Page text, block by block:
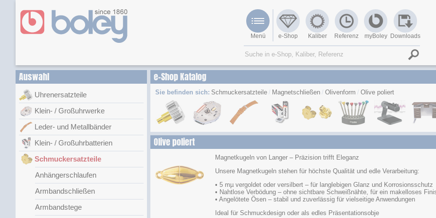
Menü e-Shop Kaliber Referenz myBoley Downloads
Auswahl
Uhrenersatzteile
Klein- / Großuhrwerke
Leder- und Metallbänder
Klein- / Großuhrbatterien
Schmuckersatzteile
Anhängerschlaufen
Armbandschließen
Armbandstege
e-Shop Katalog
Sie befinden sich: Schmuckersatzteile Magnetschließen Olivenform Olive poliert
Olive poliert
Magnetkugeln von Langer – Präzision trifft Eleganz
Unsere Magnetkugeln stehen für höchste Qualität und edle Verarbeitung:
• 5 mµ vergoldet oder versilbert – für langlebigen Glanz und Korrosionsschutz
• Nahtlose Verbödung – ohne sichtbare Schweißnähte, für ein makelloses
• Angelötete Ösen – stabil und zuverlässig für vielseitige Anwendungen
Ideal für Schmuckdesign oder als edles Präsentationsobje